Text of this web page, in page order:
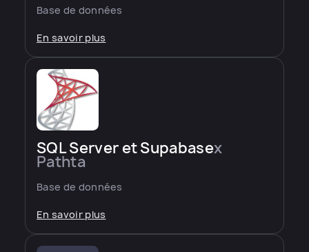
Base de données
En savoir plus
SQL Server et Supabasex
Pathta
Base de données
En savoir plus